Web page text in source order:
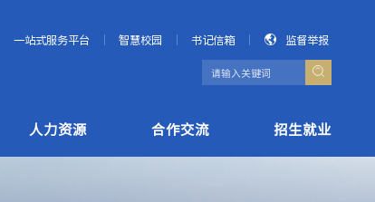
一站式服务平台 智慧校园 书记信箱 监督举报
人力资源 合作交流 招生就业